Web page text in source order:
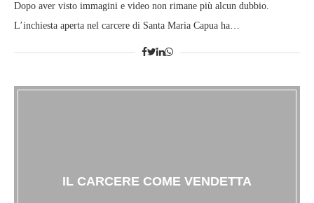
Dopo aver visto immagini e video non rimane più alcun dubbio.
L’inchiesta aperta nel carcere di Santa Maria Capua ha…
IL CARCERE COME VENDETTA